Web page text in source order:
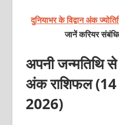
दुनियाभर के विद्वान अंक
जानें करियर
अपनी जन्मतिथि से
अंक राशिफल
2026)